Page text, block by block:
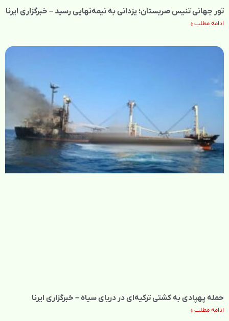
تور جهانی تنیس صربستان؛ یزدانی به نیمه‌نهایی رسید – خبرگزاری ایرنا
ادامه مطلب »
حمله پهپادی به کشتی ترکیه‌ای در دریای سیاه – خبرگزاری ایرنا
ادامه مطلب »